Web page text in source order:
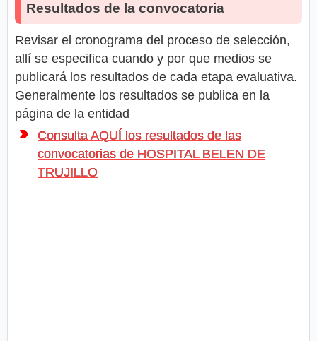
Resultados de la convocatoria
Revisar el cronograma del proceso de selección,
allí se especifica cuando y por que medios se
publicará los resultados de cada etapa evaluativa.
Generalmente los resultados se publica en la
página de la entidad
Consulta AQUÍ los resultados de las
convocatorias de HOSPITAL BELEN DE
TRUJILLO